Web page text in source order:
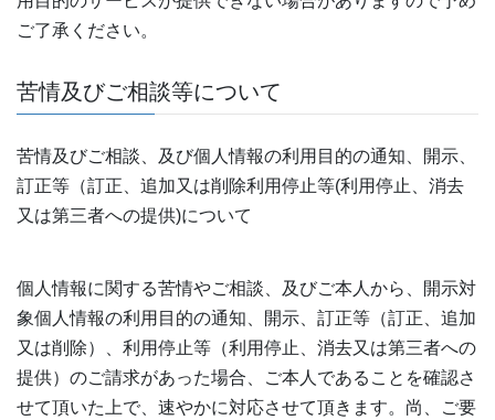
ご了承ください。
苦情及びご相談等について
苦情及びご相談、及び個人情報の利用目的の通知、開示、
訂正等（訂正、追加又は削除利用停止等(利用停止、消去
又は第三者への提供)について
個人情報に関する苦情やご相談、及びご本人から、開示対
象個人情報の利用目的の通知、開示、訂正等（訂正、追加
又は削除）、利用停止等（利用停止、消去又は第三者への
提供）のご請求があった場合、ご本人であることを確認さ
せて頂いた上で、速やかに対応させて頂きます。尚、ご要